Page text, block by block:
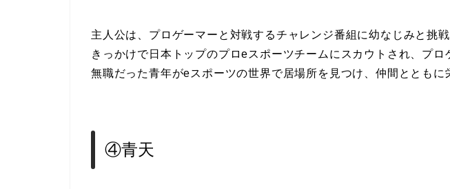
主人公は、プロゲーマーと対戦するチャレンジ番組に幼なじみと挑
きっかけで日本トップのプロeスポーツチームにスカウトされ、プロ
無職だった青年がeスポーツの世界で居場所を見つけ、仲間とともに
④青天